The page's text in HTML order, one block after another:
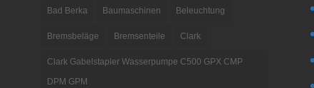
Bad Berka Baumaschinen Beleuchtung
Bremsbeläge Bremsenteile Clark
Clark Gabelstapler Wasserpumpe C500 GPX CMP
DPM GPM